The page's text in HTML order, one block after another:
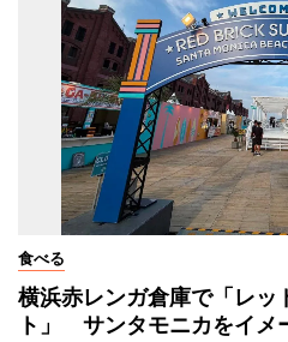
食べる
横浜赤レンガ倉庫で「レッ
ト」 サンタモニカをイ